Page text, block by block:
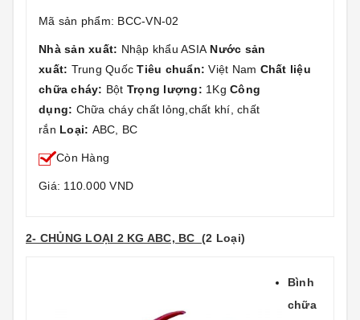
Mã sản phẩm: BCC-VN-02
Nhà sản xuất: Nhập khẩu ASIA Nước sản
xuất: Trung QuốcTiêu chuẩn: Việt Nam Chất liệu
chữa cháy: Bột Trọng lượng: 1Kg Công
dụng: Chữa cháy chất lỏng,chất khí, chất
rắn Loại: ABC, BC
Còn Hàng
Giá: 110.000 VND
2- CHỦNG LOẠI 2 KG ABC, BC (2 Loại)
Bình
chữa